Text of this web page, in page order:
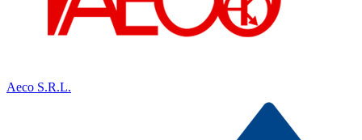
Aeco S.R.L.